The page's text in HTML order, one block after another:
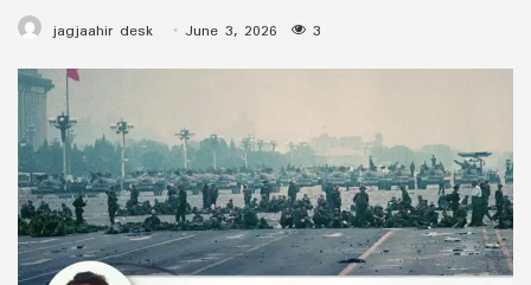
jagjaahir desk June 3, 2026 3